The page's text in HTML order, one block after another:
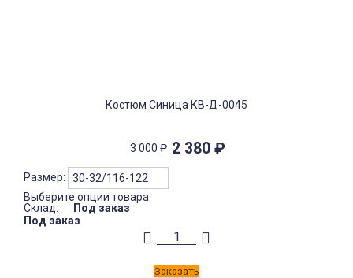
Костюм Синица КВ-Д-0045
3 000 ₽ 2 380 ₽
Размер:
Выберите опции товара
Склад:
Под заказ
Под заказ
Заказать